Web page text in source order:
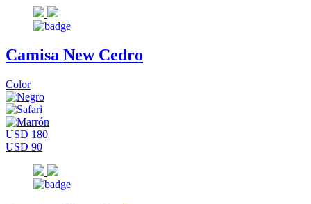
Camisa New Cedro
Color
USD 180
USD 90